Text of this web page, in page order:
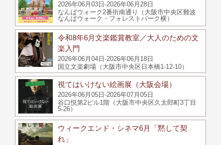
2026年06月03日-2026年06月28日
なんばウォーク2番街南通り（大阪市中央区難波
なんばウォーク・フォレストパーク横）
令和8年6月文楽鑑賞教室／大人のための文
楽入門
2026年06月04日-2026年06月18日
国立文楽劇場（大阪市中央区日本橋1-12-10）
視てはいけない絵画展（大阪会場）
2026年06月05日-2026年07月05日
谷口悦第2ビル1階（大阪市中央区久太郎町3丁目
5-26）
ウィークエンド・シネマ6月「黙して契
れ」